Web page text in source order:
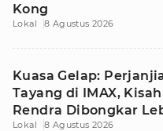
Kong
Lokal 8 Agustus 2026
Kuasa Gelap:
Tayang di IMAX,
Rendra Dibongkar
Lokal 8 Agustus 2026